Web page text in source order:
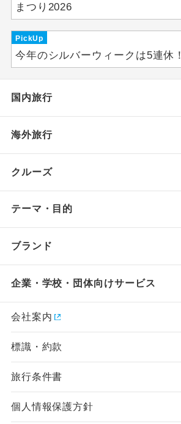
まつり2026
PickUp
今年のシルバーウィークは5連休！
国内旅行
海外旅行
クルーズ
テーマ・目的
ブランド
企業・学校・団体向けサービス
会社案内
標識・約款
旅行条件書
個人情報保護方針